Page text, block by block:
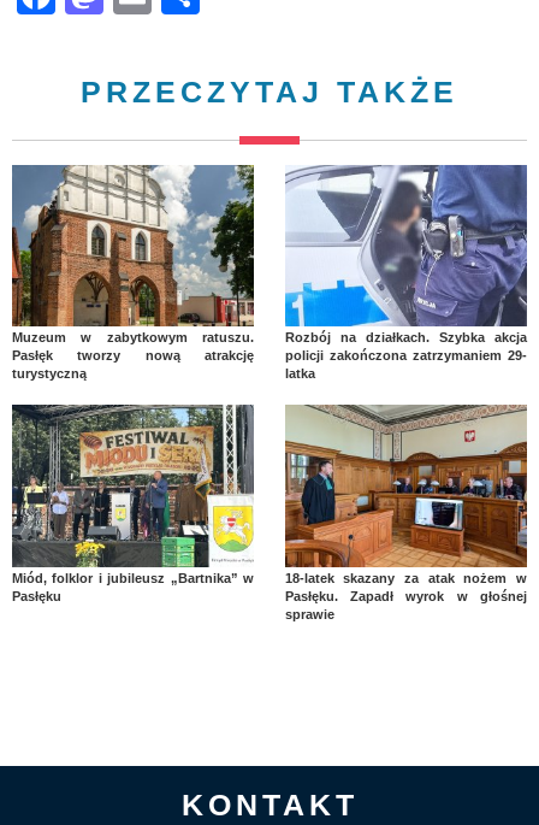
PRZECZYTAJ TAKŻE
Muzeum w zabytkowym ratuszu.
Pasłęk tworzy nową atrakcję
turystyczną
Rozbój na działkach. Szybka akcja
policji zakończona zatrzymaniem 29-
latka
Miód, folklor i jubileusz „Bartnika” w
Pasłęku
18-latek skazany za atak nożem w
Pasłęku. Zapadł wyrok w głośnej
sprawie
KONTAKT